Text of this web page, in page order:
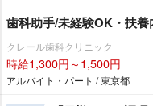
歯科助手/未経験OK・扶
クレール歯科クリニック
時給1,300円～1,500円
アルバイト・パート / 東京都